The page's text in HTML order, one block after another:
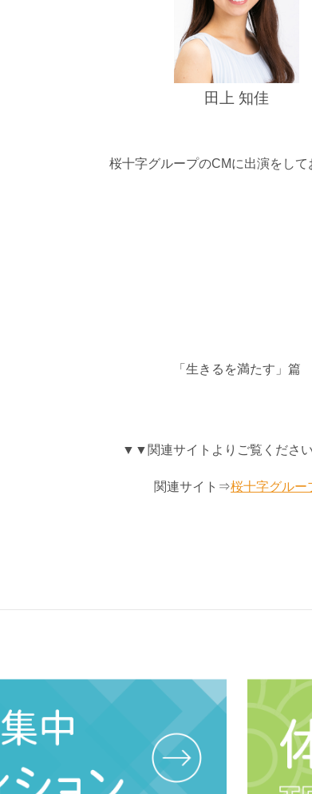
田上 知佳
桜十字グループのCMに出演をして
「生きるを満たす」篇
▼▼関連サイトよりご覧くださ
関連サイト⇒桜十字グルー